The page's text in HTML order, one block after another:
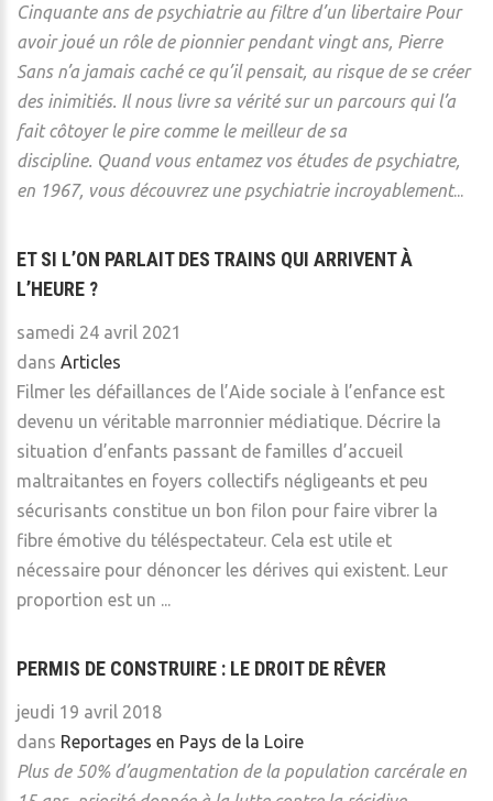
Cinquante ans de psychiatrie au filtre d’un libertaire Pour
avoir joué un rôle de pionnier pendant vingt ans, Pierre
Sans n’a jamais caché ce qu’il pensait, au risque de se créer
des inimitiés. Il nous livre sa vérité sur un parcours qui l’a
fait côtoyer le pire comme le meilleur de sa
discipline. Quand vous entamez vos études de psychiatre,
en 1967, vous découvrez une psychiatrie incroyablement...
ET SI L’ON PARLAIT DES TRAINS QUI ARRIVENT À
L’HEURE ?
samedi 24 avril 2021
dans Articles
Filmer les défaillances de l’Aide sociale à l’enfance est
devenu un véritable marronnier médiatique. Décrire la
situation d’enfants passant de familles d’accueil
maltraitantes en foyers collectifs négligeants et peu
sécurisants constitue un bon filon pour faire vibrer la
fibre émotive du téléspectateur. Cela est utile et
nécessaire pour dénoncer les dérives qui existent. Leur
proportion est un ...
PERMIS DE CONSTRUIRE : LE DROIT DE RÊVER
jeudi 19 avril 2018
dans Reportages en Pays de la Loire
Plus de 50% d’augmentation de la population carcérale en